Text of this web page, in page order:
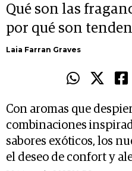
Qué son las
por qué son
Laia Farran Graves
Con aromas que
combinaciones
sabores exóticos, los
el deseo de confort y